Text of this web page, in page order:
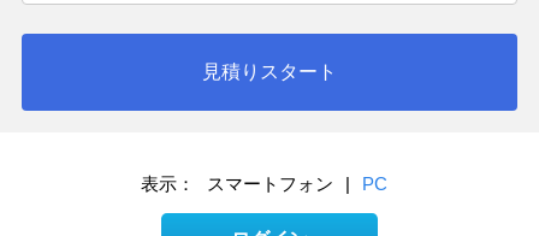
見積りスタート
表示： スマートフォン | PC